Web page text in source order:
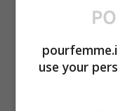
le basi di
scappate!
Se quando
use your